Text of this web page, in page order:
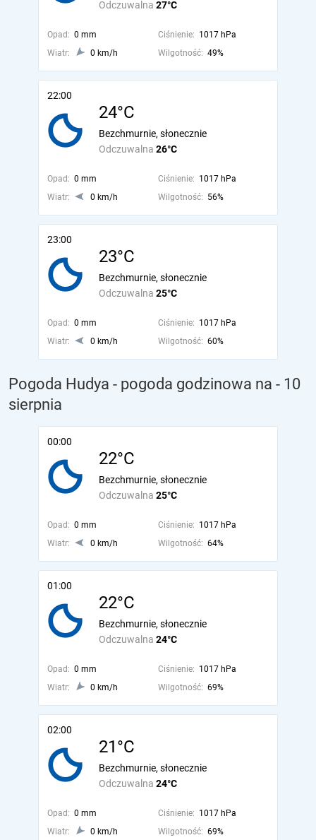
Odczuwalna 27°C
Opad: 0 mm Ciśnienie: 1017 hPa
Wiatr:
0 km/h Wilgotność: 49%
22:00
24°C
Odczuwalna 26°C
Bezchmurnie, słonecznie
Opad: 0 mm Ciśnienie: 1017 hPa
Wiatr:
0 km/h Wilgotność: 56%
23:00
23°C
Odczuwalna 25°C
Bezchmurnie, słonecznie
Opad: 0 mm Ciśnienie: 1017 hPa
Wiatr:
0 km/h Wilgotność: 60%
Pogoda Hudya - pogoda godzinowa na - 10
sierpnia
00:00
22°C
Odczuwalna 25°C
Bezchmurnie, słonecznie
Opad: 0 mm Ciśnienie: 1017 hPa
Wiatr:
0 km/h Wilgotność: 64%
01:00
22°C
Odczuwalna 24°C
Bezchmurnie, słonecznie
Opad: 0 mm Ciśnienie: 1017 hPa
Wiatr:
0 km/h Wilgotność: 69%
02:00
21°C
Odczuwalna 24°C
Bezchmurnie, słonecznie
Opad: 0 mm Ciśnienie: 1017 hPa
Wiatr:
0 km/h Wilgotność: 69%